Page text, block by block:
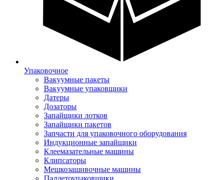
Упаковочное
Вакуумные пакеты
Вакуумные упаковщики
Датеры
Дозаторы
Запайщики лотков
Запайщики пакетов
Запчасти для упаковочного оборудования
Индукционные запайщики
Клеемазательные машины
Клипсаторы
Мешкозашивочные машины
Паллетоупаковщики